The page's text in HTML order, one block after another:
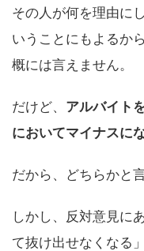
その人が何を理由に
いうことにもよるか
概には言えません。
だけど、 アルバイト
においてマイナスに
だから、どちらかと
しかし、反対意見に
て抜け出せなくなる